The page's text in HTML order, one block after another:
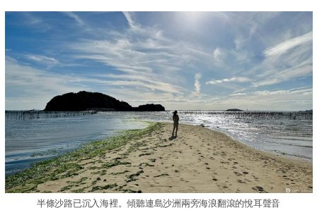
半條沙路已沉入海裡。傾聽連島沙洲兩旁海浪翻滾的悅耳聲音